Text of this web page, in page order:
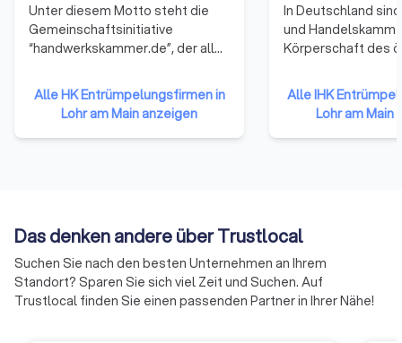
Unter diesem Motto steht die
Gemeinschaftsinitiative
“handwerkskammer.de”, der alle
angehören. Sie repräsentieren
damit das gesamte Handwerk in
der Bundesrepublik Deutschland.
Die Mitglieder haben sich darauf
der Handwerkskammern
effizienter und effektiver
werden.
Alle HK Entrümpelungsfirmen in
Lohr am Main anzeigen
In Deutschland
und
Körperschaft des
Unternehmen
Unternehmen mit
reiner
an.
Alle IHK
Lohr am Main
Das denken andere über Trustlocal
Suchen Sie nach den besten Unternehmen an Ihrem
Standort? Sparen Sie sich viel Zeit und Suchen. Auf
Trustlocal finden Sie einen passenden Partner in Ihrer Nähe!